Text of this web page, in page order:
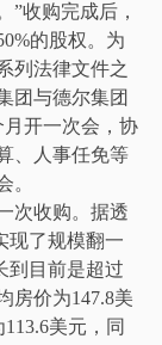
”收购完成后，
的股权。为
列法律文件之
团与德尔集团
开一次会，协
、人事任免等
。
次收购。据透
现了规模翻一
到目前是超过
房价为147.8美
美元，同